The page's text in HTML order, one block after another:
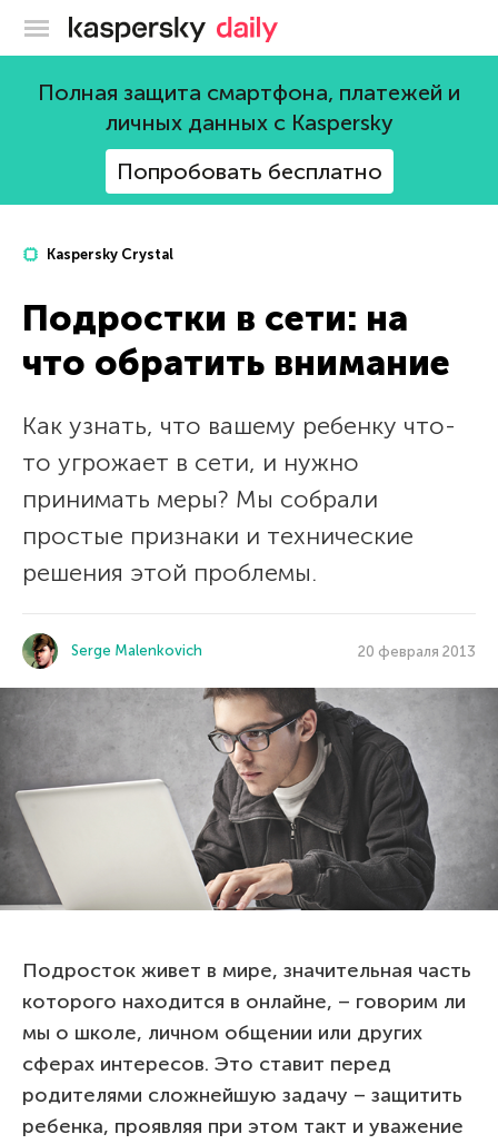
Блог Касперского
Полная защита смартфона, платежей и
личных данных с Kaspersky
Попробовать бесплатно
Kaspersky Crystal
Подростки в сети: на
что обратить внимание
Как узнать, что вашему ребенку что-
то угрожает в сети, и нужно
принимать меры? Мы собрали
простые признаки и технические
решения этой проблемы.
Serge Malenkovich 20 февраля 2013
Подросток живет в мире, значительная часть
которого находится в онлайне, – говорим ли
мы о школе, личном общении или других
сферах интересов. Это ставит перед
родителями сложнейшую задачу – защитить
ребенка, проявляя при этом такт и уважение